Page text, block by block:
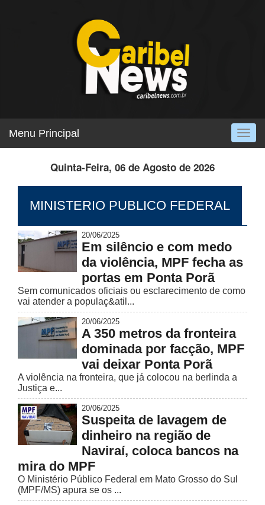
Menu Principal
Quinta-Feira, 06 de Agosto de 2026
MINISTERIO PUBLICO FEDERAL
20/06/2025
Em silêncio e com medo
da violência, MPF fecha as
portas em Ponta Porã
Sem comunicados oficiais ou esclarecimento de como
vai atender a populaç&atil...
20/06/2025
A 350 metros da fronteira
dominada por facção, MPF
vai deixar Ponta Porã
A violência na fronteira, que já colocou na berlinda a
Justiça e...
20/06/2025
Suspeita de lavagem de
dinheiro na região de
Naviraí, coloca bancos na
mira do MPF
O Ministério Público Federal em Mato Grosso do Sul
(MPF/MS) apura se os ...